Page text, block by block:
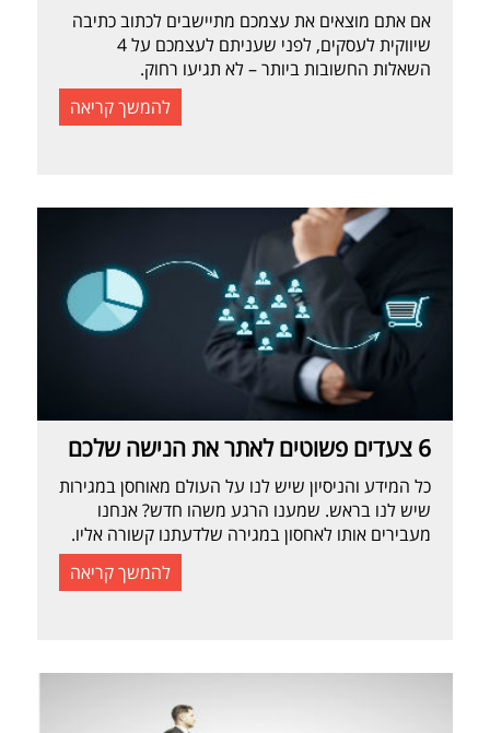
אם אתם מוצאים את עצמכם מתיישבים לכתוב כתיבה
שיווקית לעסקים, לפני שעניתם לעצמכם על 4
השאלות החשובות ביותר – לא תגיעו רחוק.
להמשך קריאה
6 צעדים פשוטים לאתר את הנישה שלכם
כל המידע והניסיון שיש לנו על העולם מאוחסן במגירות
שיש לנו בראש. שמענו הרגע משהו חדש? אנחנו
מעבירים אותו לאחסון במגירה שלדעתנו קשורה אליו.
אנחנו מסתכלים על העולם ויודעים ישר מה אנחנו
מרגישים או חושבים לגבי כל דבר. איך? אנחנו פשוט
להמשך קריאה